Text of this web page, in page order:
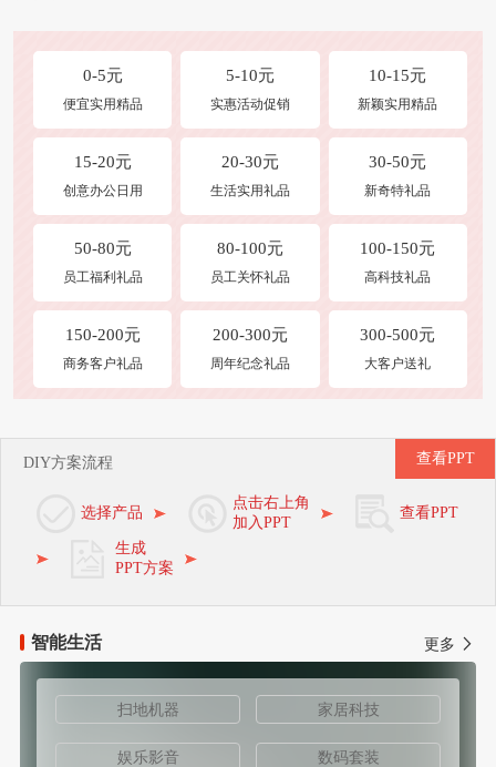
0-5元
便宜实用精品
5-10元
实惠活动促销
10-15元
新颖实用精品
15-20元
创意办公日用
20-30元
生活实用礼品
30-50元
新奇特礼品
50-80元
员工福利礼品
80-100元
员工关怀礼品
100-150元
高科技礼品
150-200元
商务客户礼品
200-300元
周年纪念礼品
300-500元
大客户送礼
DIY方案流程
选择产品
点击右上角
加入PPT
查看PPT
生成
PPT方案
查看PPT
智能生活 更多
扫地机器 家居科技
娱乐影音 数码套装